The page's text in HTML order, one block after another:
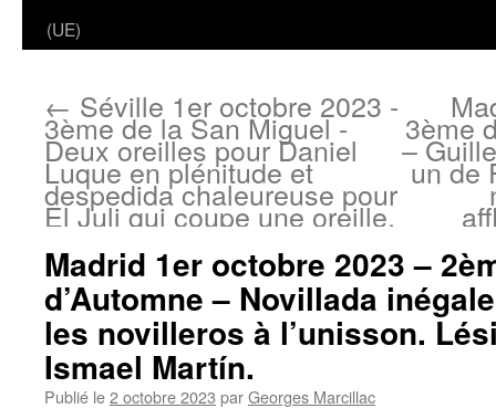
(UE)
← Séville 1er octobre 2023 -
3ème de la San Miguel -
Deux oreilles pour Daniel
Luque en plénitude et
despedida chaleureuse pour
El Juli qui coupe une oreille.
3ème
–
un de
Madrid 1er octobre 2023 –
d’Automne – Novillada
les novilleros à l’unisson.
Ismael Martín.
Publié le2 octobre 2023 parGeorges Marcillac